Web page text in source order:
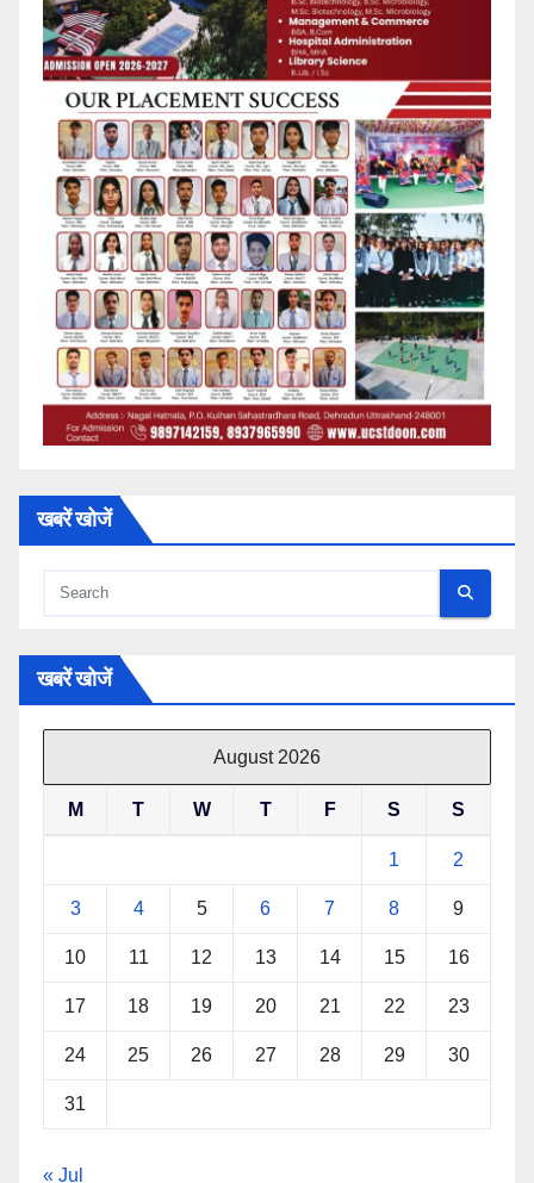
खबरें खोजें
खबरें खोजें
August 2026
M T W T F S S
1 2
3 4 5 6 7 8 9
10 11 12 13 14 15 16
17 18 19 20 21 22 23
24 25 26 27 28 29 30
31
« Jul